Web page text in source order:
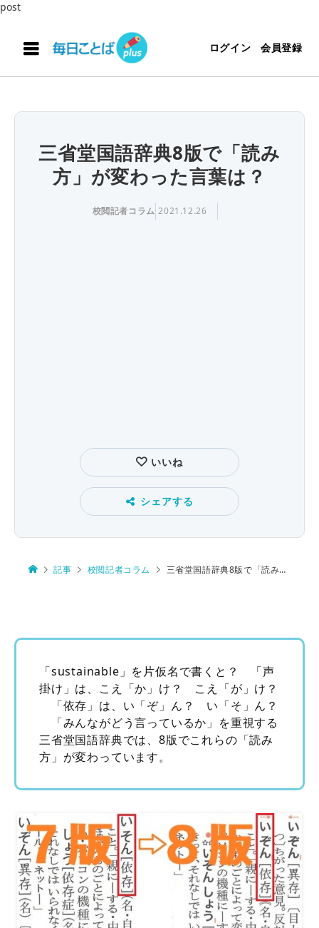
post
ログイン 会員登録
三省堂国語辞典8版で「読み
方」が変わった言葉は？
校閲記者コラム 2021.12.26
いいね
シェアする
記事 校閲記者コラム 三省堂国語辞典8版で「読み方」が変わった言葉は？
「sustainable」を片仮名で書くと？ 「声
掛け」は、こえ「か」け？ こえ「が」け？
「依存」は、い「ぞ」ん？ い「そ」ん？
「みんながどう言っているか」を重視する
三省堂国語辞典では、8版でこれらの「読み
方」が変わっています。